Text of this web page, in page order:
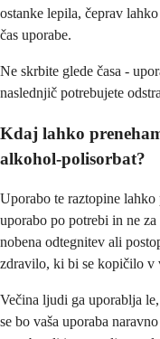
ostanke lepila, čeprav
čas uporabe.
Ne skrbite glede časa -
naslednjič potrebujete
Kdaj lahko
alkohol-polisorbat?
Uporabo te raztopine lahko
uporabo po potrebi in ne
nobena odtegnitev ali
zdravilo, ki bi se kopičilo v
Večina ljudi ga uporablja
se bo vaša uporaba